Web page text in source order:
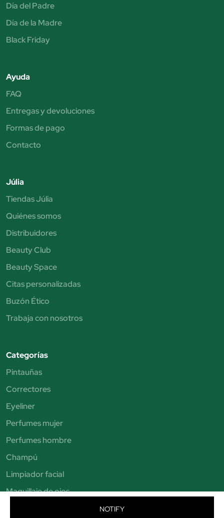
NOTIFY
Día del Padre
Día de la Madre
Black Friday
Ayuda
FAQ
Entregas y devoluciones
Formas de pago
Contacto
Júlia
Tiendas Júlia
Quiénes somos
Distribuidores
Beauty Club
Beauty Space
Citas personalizadas
Buzón Ético
Trabaja con nosotros
Categorías
Pintauñas
Correctores
Eyeliner
Perfumes mujer
Perfumes hombre
Champú
Limpiador facial
Maquillaje de ojos